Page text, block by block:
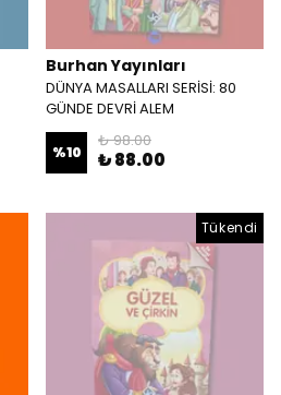
Burhan Yayınları
DÜNYA MASALLARI SERİSİ: 80
GÜNDE DEVRİ ALEM
%10
₺ 98.00
₺ 88.00
Tükendi